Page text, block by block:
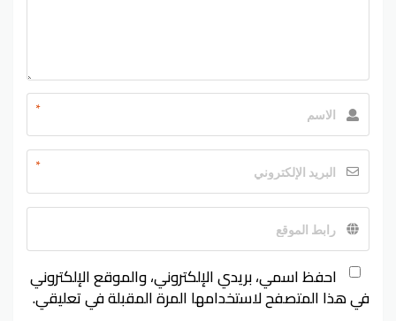
*
*
احفظ اسمي، بريدي الإلكتروني، والموقع الإلكتروني
في هذا المتصفح لاستخدامها المرة المقبلة في تعليقي.